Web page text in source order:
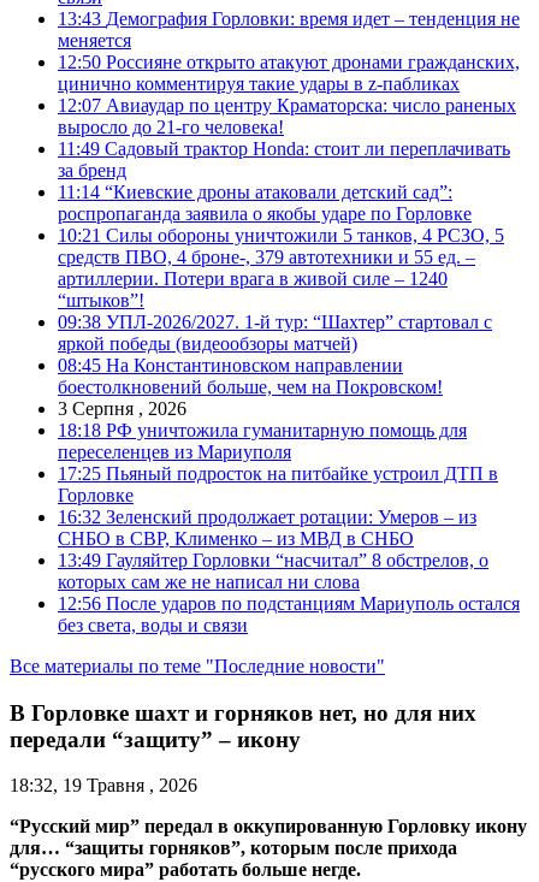
13:43 Демография Горловки: время идет – тенденция не
меняется
12:50 Россияне открыто атакуют дронами гражданских,
цинично комментируя такие удары в z-пабликах
12:07 Авиаудар по центру Краматорска: число раненых
выросло до 21-го человека!
11:49 Садовый трактор Honda: стоит ли переплачивать
за бренд
11:14 “Киевские дроны атаковали детский сад”:
роспропаганда заявила о якобы ударе по Горловке
10:21 Силы обороны уничтожили 5 танков, 4 РСЗО, 5
средств ПВО, 4 броне-, 379 автотехники и 55 ед. –
артиллерии. Потери врага в живой силе – 1240
“штыков”!
09:38 УПЛ-2026/2027. 1-й тур: “Шахтер” стартовал с
яркой победы (видеообзоры матчей)
08:45 На Константиновском направлении
боестолкновений больше, чем на Покровском!
3 Серпня , 2026
18:18 РФ уничтожила гуманитарную помощь для
переселенцев из Мариуполя
17:25 Пьяный подросток на питбайке устроил ДТП в
Горловке
16:32 Зеленский продолжает ротации: Умеров – из
СНБО в СВР, Клименко – из МВД в СНБО
13:49 Гауляйтер Горловки “насчитал” 8 обстрелов, о
которых сам же не написал ни слова
12:56 После ударов по подстанциям Мариуполь остался
без света, воды и связи
Все материалы по теме "Последние новости"
В Горловке шахт и горняков нет, но для них
передали “защиту” – икону
18:32, 19 Травня , 2026
“Русский мир” передал в оккупированную Горловку икону
для… “защиты горняков”, которым после прихода
“русского мира” работать больше негде.